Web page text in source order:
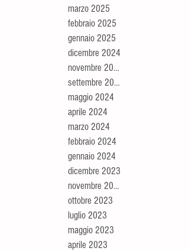
marzo 2025
febbraio 2025
gennaio 2025
dicembre 2024
novembre 2024
settembre 2024
maggio 2024
aprile 2024
marzo 2024
febbraio 2024
gennaio 2024
dicembre 2023
novembre 2023
ottobre 2023
luglio 2023
maggio 2023
aprile 2023